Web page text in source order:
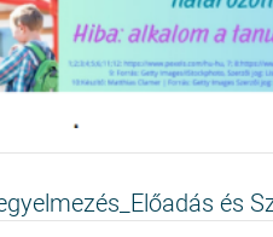
és